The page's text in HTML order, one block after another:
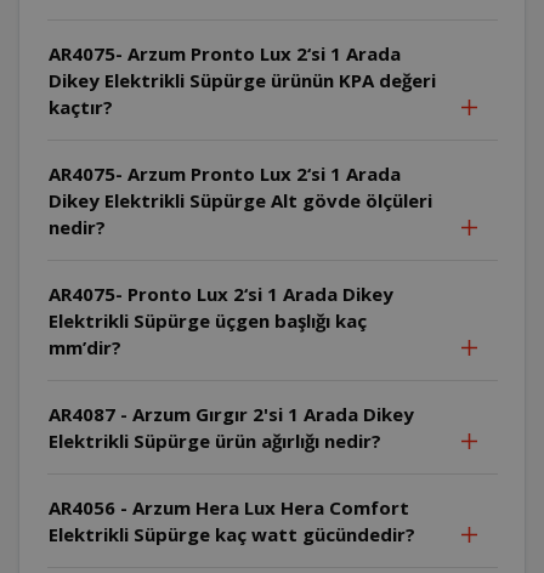
AR4075- Arzum Pronto Lux 2‘si 1 Arada
Dikey Elektrikli Süpürge ürünün KPA değeri
kaçtır?
AR4075- Arzum Pronto Lux 2‘si 1 Arada
Dikey Elektrikli Süpürge Alt gövde ölçüleri
nedir?
AR4075- Pronto Lux 2‘si 1 Arada Dikey
Elektrikli Süpürge üçgen başlığı kaç
mm’dir?
AR4087 - Arzum Gırgır 2'si 1 Arada Dikey
Elektrikli Süpürge ürün ağırlığı nedir?
AR4056 - Arzum Hera Lux Hera Comfort
Elektrikli Süpürge kaç watt gücündedir?